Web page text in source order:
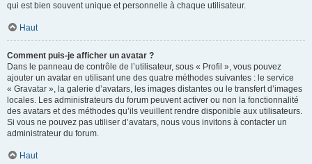
qui est bien souvent unique et personnelle à chaque utilisateur.
Haut
Comment puis-je afficher un avatar ?
Dans le panneau de contrôle de l’utilisateur, sous « Profil », vous pouvez
ajouter un avatar en utilisant une des quatre méthodes suivantes : le service
« Gravatar », la galerie d’avatars, les images distantes ou le transfert d’images
locales. Les administrateurs du forum peuvent activer ou non la fonctionnalité
des avatars et des méthodes qu’ils veuillent rendre disponible aux utilisateurs.
Si vous ne pouvez pas utiliser d’avatars, nous vous invitons à contacter un
administrateur du forum.
Haut